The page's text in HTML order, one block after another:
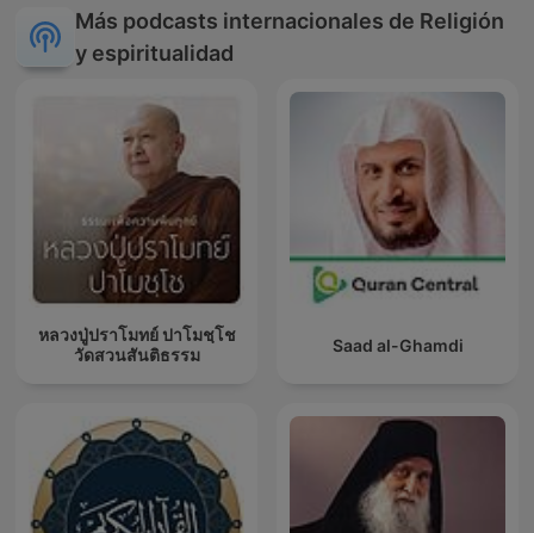
Más podcasts internacionales de Religión
y espiritualidad
หลวงปู่ปราโมทย์ ปาโมชฺโช
วัดสวนสันติธรรม
Saad al-Ghamdi